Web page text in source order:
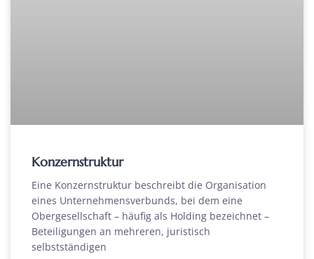
Konzernstruktur
Eine Konzernstruktur beschreibt die Organisation
eines Unternehmensverbunds, bei dem eine
Obergesellschaft – häufig als Holding bezeichnet –
Beteiligungen an mehreren, juristisch
selbstständigen